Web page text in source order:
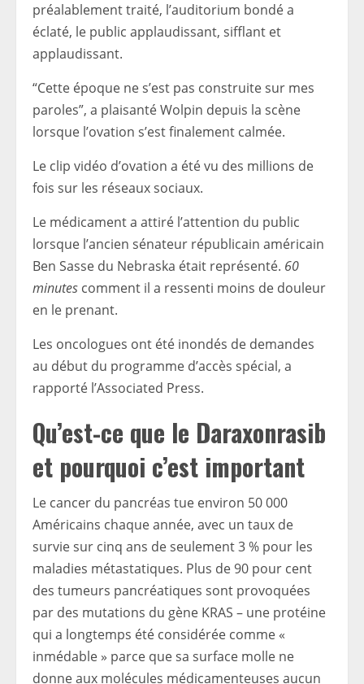
préalablement traité, l’auditorium bondé a
éclaté, le public applaudissant, sifflant et
applaudissant.
“Cette époque ne s’est pas construite sur mes
paroles”, a plaisanté Wolpin depuis la scène
lorsque l’ovation s’est finalement calmée.
Le clip vidéo d’ovation a été vu des millions de
fois sur les réseaux sociaux.
Le médicament a attiré l’attention du public
lorsque l’ancien sénateur républicain américain
Ben Sasse du Nebraska était représenté. 60
minutes comment il a ressenti moins de douleur
en le prenant.
Les oncologues ont été inondés de demandes
au début du programme d’accès spécial, a
rapporté l’Associated Press.
Qu’est-ce que le Daraxonrasib
et pourquoi c’est important
Le cancer du pancréas tue environ 50 000
Américains chaque année, avec un taux de
survie sur cinq ans de seulement 3 % pour les
maladies métastatiques. Plus de 90 pour cent
des tumeurs pancréatiques sont provoquées
par des mutations du gène KRAS – une protéine
qui a longtemps été considérée comme «
inmédable » parce que sa surface molle ne
donne aux molécules médicamenteuses aucun